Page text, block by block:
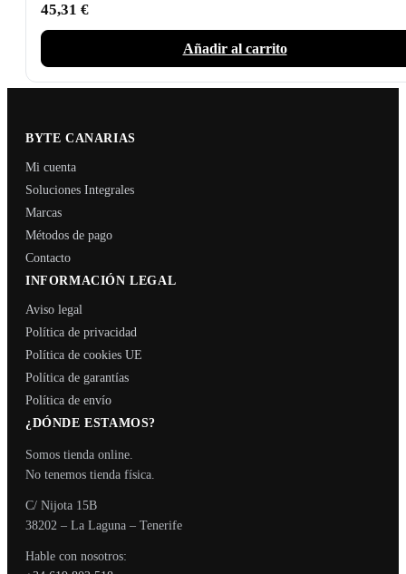
45,31 €
Añadir al carrito
BYTE CANARIAS
Mi cuenta
Soluciones Integrales
Marcas
Métodos de pago
Contacto
INFORMACIÓN LEGAL
Aviso legal
Política de privacidad
Política de cookies UE
Política de garantías
Política de envío
¿DÓNDE ESTAMOS?
Somos tienda online.
No tenemos tienda física.
C/ Nijota 15B
38202 – La Laguna – Tenerife
Hable con nosotros: